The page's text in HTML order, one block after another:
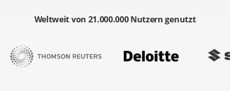
Weltweit von 21.000.000 Nutzern genutzt